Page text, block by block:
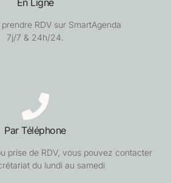
En Ligne
RDV sur SmartAgenda
7j/7 & 24h/24.
Par Téléphone
prise de RDV, vous pouvez contacter
du lundi au samedi